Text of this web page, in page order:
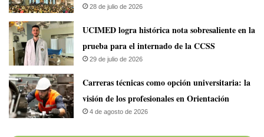
28 de julio de 2026
UCIMED logra histórica nota sobresaliente en la
prueba para el internado de la CCSS
29 de julio de 2026
Carreras técnicas como opción universitaria: la
visión de los profesionales en Orientación
4 de agosto de 2026